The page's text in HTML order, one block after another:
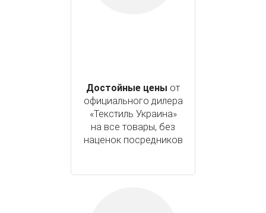
Достойные цены от
официального дилера
«Текстиль Украина»
на все товары, без
наценок посредников